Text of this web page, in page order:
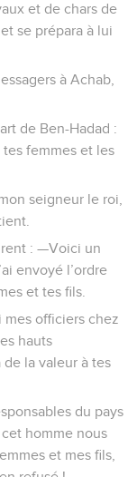
et de chars de
se prépara à lui
à Achab,
de Ben-Hadad :
femmes et les
seigneur le roi,
: —Voici un
envoyé l’ordre
et tes fils.
mes officiers chez
hauts
la valeur à tes
du pays
homme nous
et mes fils,